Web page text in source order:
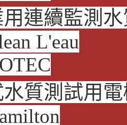
用連續監測
L'eau
質測試用